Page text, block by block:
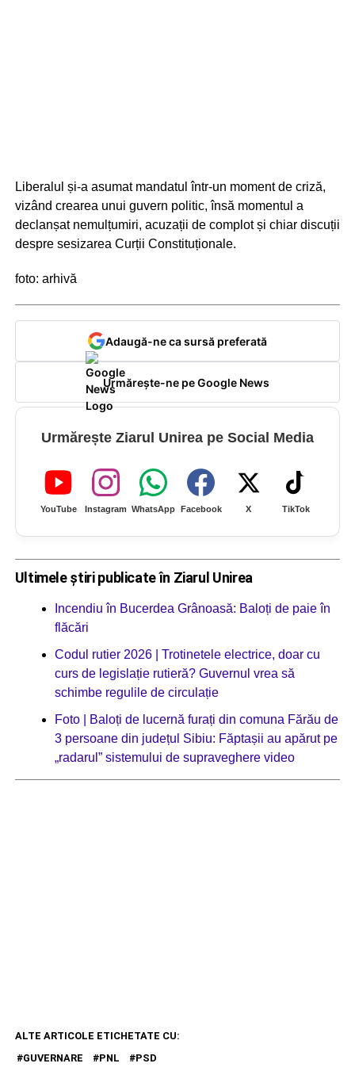
Liberalul și-a asumat mandatul într-un moment de criză,
vizând crearea unui guvern politic, însă momentul a
declanșat nemulțumiri, acuzații de complot și chiar discuții
despre sesizarea Curții Constituționale.
foto: arhivă
Adaugă-ne ca sursă preferată
Urmărește-ne pe Google News
Urmărește Ziarul Unirea pe Social Media
YouTube Instagram WhatsApp Facebook X TikTok
Ultimele știri publicate în Ziarul Unirea
Incendiu în Bucerdea Grânoasă: Baloți de paie în
flăcări
Codul rutier 2026 | Trotinetele electrice, doar cu
curs de legislație rutieră? Guvernul vrea să
schimbe regulile de circulație
Foto | Baloți de lucernă furați din comuna Fărău de
3 persoane din județul Sibiu: Făptașii au apărut pe
„radarul” sistemului de supraveghere video
ALTE ARTICOLE ETICHETATE CU:
GUVERNARE
PNL PSD